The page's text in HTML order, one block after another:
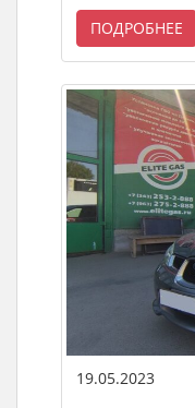
ПОДРОБНЕЕ
19.05.2023